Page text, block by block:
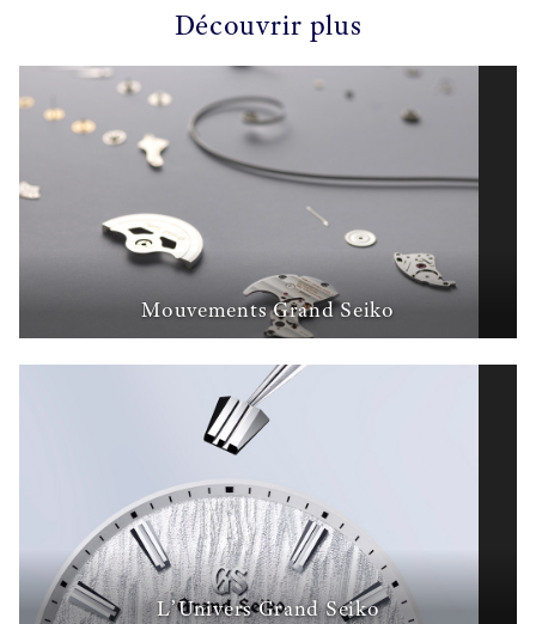
Découvrir plus
Mouvements Grand Seiko
L’Univers Grand Seiko